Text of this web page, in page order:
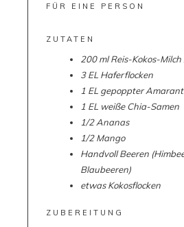
FÜR EINE PERSON
ZUTATEN
200 ml Reis-Kokos-
3 EL Haferflocken
1 EL gepoppter
1 EL weiße Chia-Samen
1/2 Ananas
1/2 Mango
Handvoll Beeren
Blaubeeren)
etwas Kokosflocken
ZUBEREITUNG